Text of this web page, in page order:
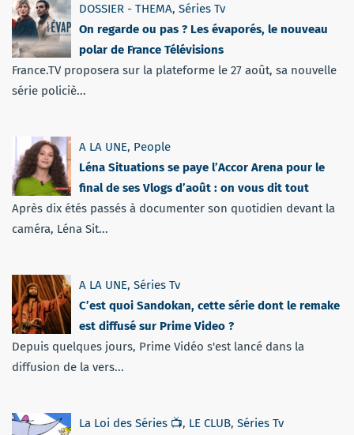
DOSSIER - THEMA, Séries Tv
On regarde ou pas ? Les évaporés, le nouveau
polar de France Télévisions
France.TV proposera sur la plateforme le 27 août, sa nouvelle
série policiè...
A LA UNE, People
Léna Situations se paye l’Accor Arena pour le
final de ses Vlogs d’août : on vous dit tout
Après dix étés passés à documenter son quotidien devant la
caméra, Léna Sit...
A LA UNE, Séries Tv
C’est quoi Sandokan, cette série dont le remake
est diffusé sur Prime Video ?
Depuis quelques jours, Prime Vidéo s'est lancé dans la
diffusion de la vers...
La Loi des Séries 📺, LE CLUB, Séries Tv